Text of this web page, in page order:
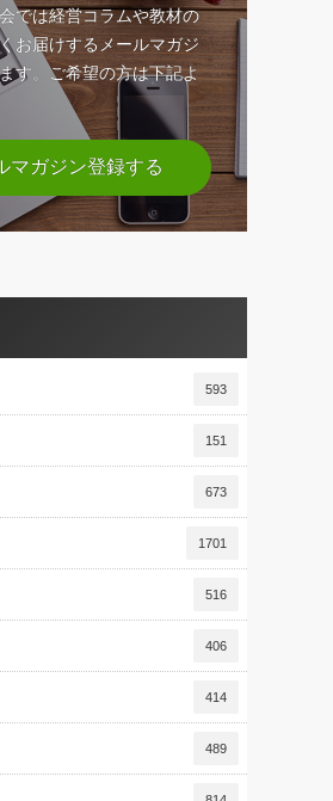
では経営コラムや教材の
お届けするメールマガジ
す。ご希望の方は下記よ
マガジン登録する
593
151
673
1701
516
406
414
489